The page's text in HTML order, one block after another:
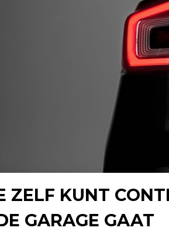
ZELF KUNT
GARAGE GAAT